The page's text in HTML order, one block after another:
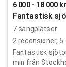
6 000 - 18 000
Fantastisk
7 sängplatser
2 recensioner, 5
Fantastisk
min från